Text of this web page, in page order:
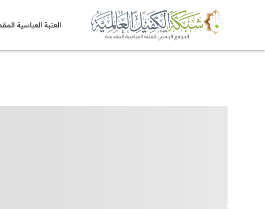
العتبة العباسية